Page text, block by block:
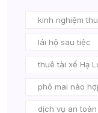
kinh nghiệm
lái hộ sau tiệc
thuê tài xế Hạ
phô mai nào
dịch vụ an